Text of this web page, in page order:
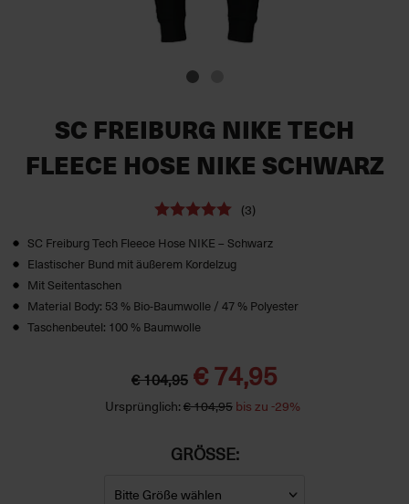
SC FREIBURG NIKE TECH
FLEECE HOSE NIKE SCHWARZ
(3)
SC Freiburg Tech Fleece Hose NIKE – Schwarz
Elastischer Bund mit äußerem Kordelzug
Mit Seitentaschen
Material Body: 53 % Bio-Baumwolle / 47 % Polyester
Taschenbeutel: 100 % Baumwolle
€ 104,95 € 74,95
Ursprünglich:€ 104,95bis zu -29%
GRÖSSE: